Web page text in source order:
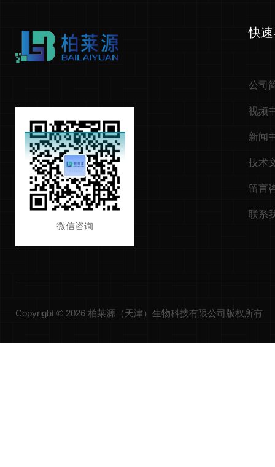
微信咨询
快
公司
视频
新闻
技术
留言
联系
Copyright © 2026 柏莱源（天津）生物科技有限公司版权所有